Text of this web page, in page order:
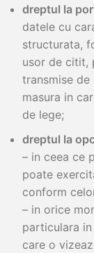
dreptul la
datele cu
structurata,
usor de citit,
transmise
masura in
de lege;
dreptul la
– in ceea ce
poate
conform
– in orice
particulara
care o